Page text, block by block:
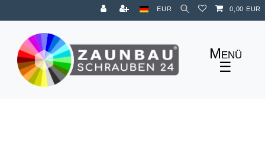
EUR 0,00 EUR
☰